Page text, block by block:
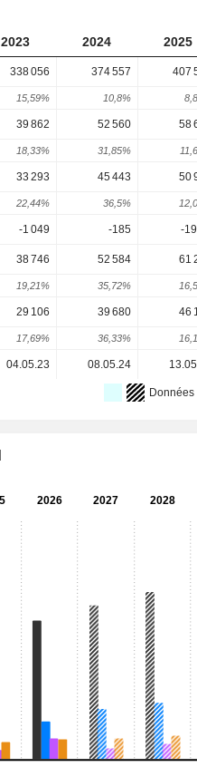
2023 2024 2025
338 056 374 557 407
15,59% 10,8%
39 862 52 560 58
18,33% 31,85%
33 293 45 443 50
22,44% 36,5%
-1 049 -185 -
38 746 52 584 61
19,21% 35,72%
29 106 39 680 46
17,69% 36,33%
04.05.23 08.05.24